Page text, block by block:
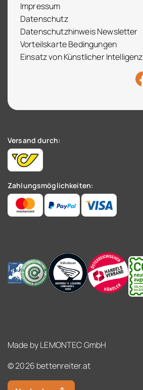
Impressum
Datenschutz
Datenschutzhinweis Newsletter
Vorteilskarte Bedingungen
Einsatz von Künstlicher Intelligenz
Versand durch:
Zahlungsmöglichkeiten:
Made byLEMONTEC GmbH
© 2026 bettenreiter.at